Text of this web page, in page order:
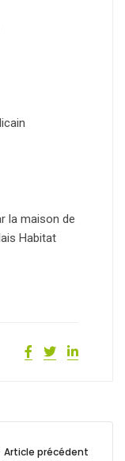
la maison de
Habitat
Article précédent